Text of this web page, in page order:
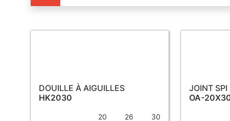
DOUILLE À AIGUILLES
HK2030
20 26 30
JOINT SPI
OA-